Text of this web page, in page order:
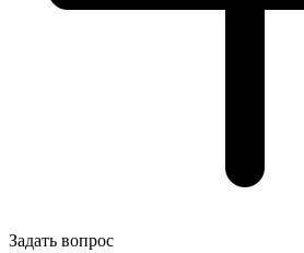
Задать вопрос